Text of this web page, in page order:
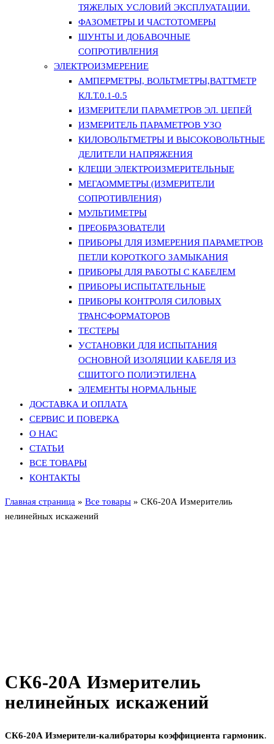
ТЯЖЕЛЫХ УСЛОВИЙ ЭКСПЛУАТАЦИИ.
ФАЗОМЕТРЫ И ЧАСТОТОМЕРЫ
ШУНТЫ И ДОБАВОЧНЫЕ
СОПРОТИВЛЕНИЯ
ЭЛЕКТРОИЗМЕРЕНИЕ
АМПЕРМЕТРЫ, ВОЛЬТМЕТРЫ,ВАТТМЕТР
КЛ.Т.0.1-0.5
ИЗМЕРИТЕЛИ ПАРАМЕТРОВ ЭЛ. ЦЕПЕЙ
ИЗМЕРИТЕЛЬ ПАРАМЕТРОВ УЗО
КИЛОВОЛЬТМЕТРЫ И ВЫСОКОВОЛЬТНЫЕ
ДЕЛИТЕЛИ НАПРЯЖЕНИЯ
КЛЕЩИ ЭЛЕКТРОИЗМЕРИТЕЛЬНЫЕ
МЕГАОММЕТРЫ (ИЗМЕРИТЕЛИ
СОПРОТИВЛЕНИЯ)
МУЛЬТИМЕТРЫ
ПРЕОБРАЗОВАТЕЛИ
ПРИБОРЫ ДЛЯ ИЗМЕРЕНИЯ ПАРАМЕТРОВ
ПЕТЛИ КОРОТКОГО ЗАМЫКАНИЯ
ПРИБОРЫ ДЛЯ РАБОТЫ С КАБЕЛЕМ
ПРИБОРЫ ИСПЫТАТЕЛЬНЫЕ
ПРИБОРЫ КОНТРОЛЯ СИЛОВЫХ
ТРАНСФОРМАТОРОВ
ТЕСТЕРЫ
УСТАНОВКИ ДЛЯ ИСПЫТАНИЯ
ОСНОВНОЙ ИЗОЛЯЦИИ КАБЕЛЯ ИЗ
СШИТОГО ПОЛИЭТИЛЕНА
ЭЛЕМЕНТЫ НОРМАЛЬНЫЕ
ДОСТАВКА И ОПЛАТА
СЕРВИС И ПОВЕРКА
О НАС
СТАТЬИ
ВСЕ ТОВАРЫ
КОНТАКТЫ
Главная страница » Все товары » СК6-20А Измерителиь
нелинейных искажений
СК6-20А Измерителиь
нелинейных искажений
СК6-20А Измерители-калибраторы коэффициента гармоник.